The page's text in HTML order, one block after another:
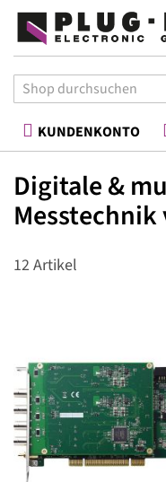
KUNDENKONTO
Digitale &
12 Artikel